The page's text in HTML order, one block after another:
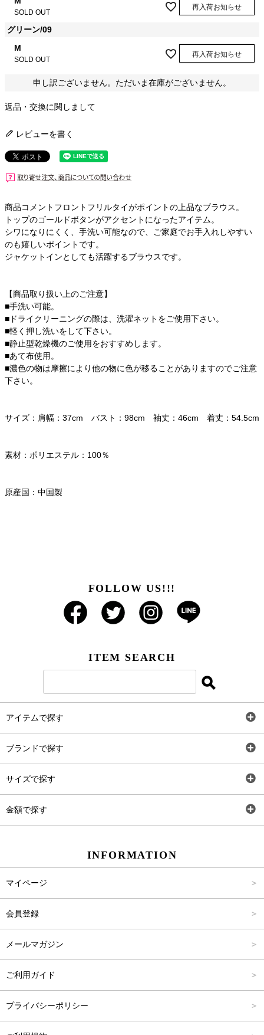
SOLD OUT
再入荷お知らせ
グリーン/09
M
SOLD OUT
再入荷お知らせ
申し訳ございません。ただいま在庫がございません。
返品・交換に関しまして
レビューを書く
商品コメントフロントフリルタイがポイントの上品なブラウス。
トップのゴールドボタンがアクセントになったアイテム。
シワになりにくく、手洗い可能なので、ご家庭でお手入れしやすい
のも嬉しいポイントです。
ジャケットインとしても活躍するブラウスです。
【商品取り扱い上のご注意】
■手洗い可能。
■ドライクリーニングの際は、洗濯ネットをご使用下さい。
■軽く押し洗いをして下さい。
■静止型乾燥機のご使用をおすすめします。
■あて布使用。
■濃色の物は摩擦により他の物に色が移ることがありますのでご注意
下さい。
サイズ：肩幅：37cm バスト：98cm 袖丈：46cm 着丈：54.5cm
素材：ポリエステル：100％
原産国：中国製
FOLLOW US!!!
ITEM SEARCH
アイテムで探す
ブランドで探す
サイズで探す
金額で探す
INFORMATION
マイページ
会員登録
メールマガジン
ご利用ガイド
プライバシーポリシー